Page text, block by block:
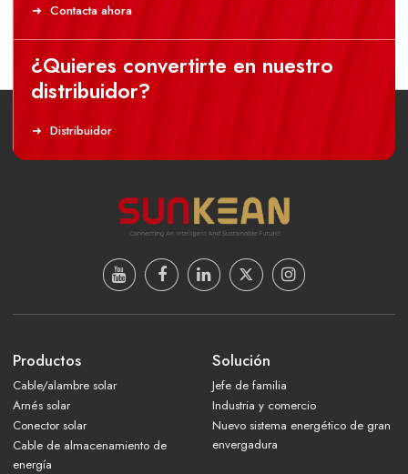
Contacta ahora
¿Quieres convertirte en nuestro
distribuidor?
Distribuidor
Productos
Cable/alambre solar
Arnés solar
Conector solar
Cable de almacenamiento de
energía
Solución
Jefe de familia
Industria y comercio
Nuevo sistema energético de gran
envergadura